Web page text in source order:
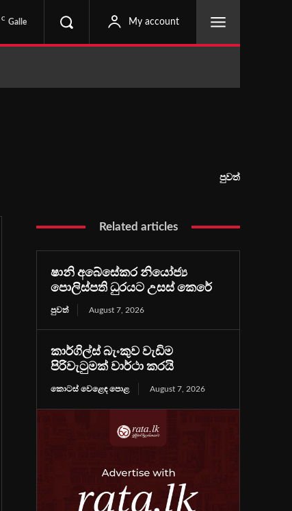
C Galle My account
පුවත්
Related articles
ෂානි අබේසේකර නියෝජ්‍ය
පොලිස්පති ධුරයට උසස් කෙරේ
පුවත් August 7, 2026
කාර්ගිල්ස් බැංකුව වැඩිම
පිරිවැටුමක් වාර්ථා කරයි
කොටස් වෙළෙඳ පොළ August 7, 2026